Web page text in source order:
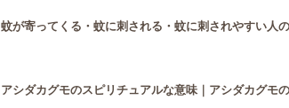
蚊が寄ってくる・蚊に刺される・蚊に刺されやすい人
アシダカグモのスピリチュアルな意味｜アシダカグモ